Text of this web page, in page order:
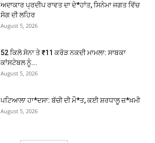
ਅਦਾਕਾਰ ਪ੍ਰਦੀਪ ਰਾਵਤ ਦਾ ਦੇ*ਹਾਂਤ, ਸਿਨੇਮਾ ਜਗਤ ਵਿੱਚ
ਸੋਗ ਦੀ ਲਹਿਰ
August 5, 2026
52 ਕਿਲੋ ਸੋਨਾ ਤੇ ₹11 ਕਰੋੜ ਨਕਦੀ ਮਾਮਲਾ: ਸਾਬਕਾ
ਕਾਂਸਟੇਬਲ ਨੂੰ...
August 5, 2026
ਪਟਿਆਲਾ ਹਾ*ਦਸਾ: ਬੱਚੀ ਦੀ ਮੌ*ਤ, ਕਈ ਸ਼ਰਧਾਲੂ ਜ਼*ਖ਼ਮੀ
August 5, 2026